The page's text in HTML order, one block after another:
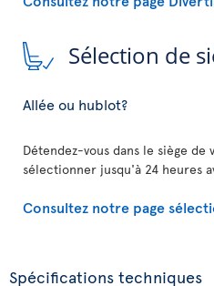
Sélection de
Allée ou hublot?
Détendez-vous dans le siège
sélectionner jusqu'à 24 heures
Consultez notre page
Spécifications techniques